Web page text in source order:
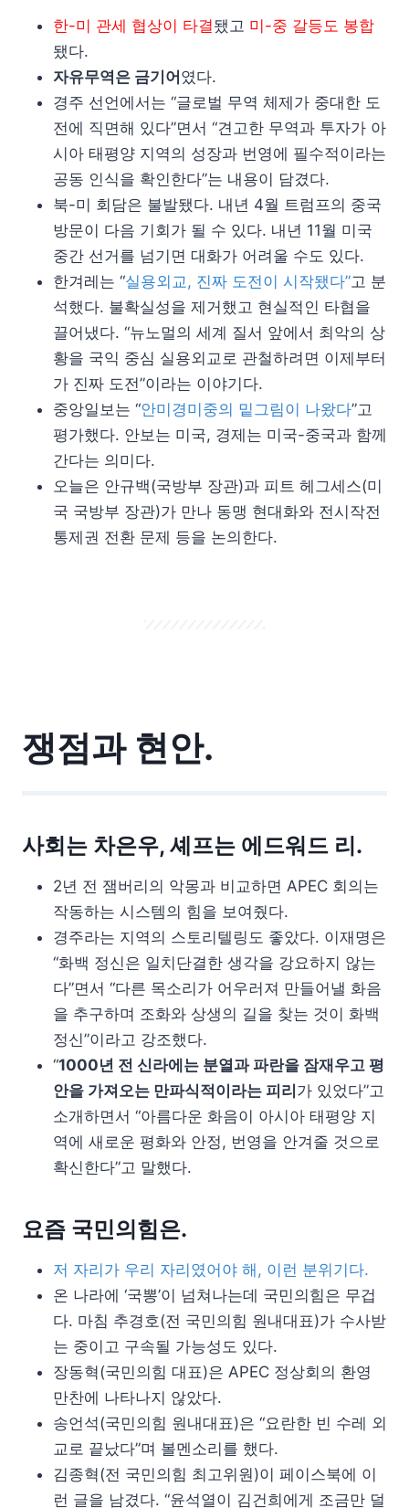
한-미 관세 협상이 타결 됐고 미-중 갈등도 봉합
됐다.
자유무역은 금기어 였다.
경주 선언에서는 “글로벌 무역 체제가 중대한 도
전에 직면해 있다”면서 “견고한 무역과 투자가 아
시아 태평양 지역의 성장과 번영에 필수적이라는
공동 인식을 확인한다”는 내용이 담겼다.
북-미 회담은 불발됐다. 내년 4월 트럼프의 중국
방문이 다음 기회가 될 수 있다. 내년 11월 미국
중간 선거를 넘기면 대화가 어려울 수도 있다.
한겨레는 “실용외교, 진짜 도전이 시작됐다”고 분
석했다. 불확실성을 제거했고 현실적인 타협을
끌어냈다. “뉴노멀의 세계 질서 앞에서 최악의 상
황을 국익 중심 실용외교로 관철하려면 이제부터
가 진짜 도전”이라는 이야기다.
중앙일보는 “안미경미중의 밑그림이 나왔다”고
평가했다. 안보는 미국, 경제는 미국-중국과 함께
간다는 의미다.
오늘은 안규백(국방부 장관)과 피트 헤그세스(미
국 국방부 장관)가 만나 동맹 현대화와 전시작전
통제권 전환 문제 등을 논의한다.
쟁점과 현안.
사회는 차은우, 셰프는 에드워드 리.
2년 전 잼버리의 악몽과 비교하면 APEC 회의는
작동하는 시스템의 힘을 보여줬다.
경주라는 지역의 스토리텔링도 좋았다. 이재명은
“화백 정신은 일치단결한 생각을 강요하지 않는
다”면서 “다른 목소리가 어우러져 만들어낼 화음
을 추구하며 조화와 상생의 길을 찾는 것이 화백
정신”이라고 강조했다.
“1000년 전 신라에는 분열과 파란을 잠재우고 평
안을 가져오는 만파식적이라는 피리 가 있었다”고
소개하면서 “아름다운 화음이 아시아 태평양 지
역에 새로운 평화와 안정, 번영을 안겨줄 것으로
확신한다”고 말했다.
요즘 국민의힘은.
저 자리가 우리 자리였어야 해, 이런 분위기다.
온 나라에 ‘국뽕’이 넘쳐나는데 국민의힘은 무겁
다. 마침 추경호(전 국민의힘 원내대표)가 수사받
는 중이고 구속될 가능성도 있다.
장동혁(국민의힘 대표)은 APEC 정상회의 환영
만찬에 나타나지 않았다.
송언석(국민의힘 원내대표)은 “요란한 빈 수레 외
교로 끝났다”며 볼멘소리를 했다.
김종혁(전 국민의힘 최고위원)이 페이스북에 이
런 글을 남겼다. “윤석열이 김건희에게 조금만 덜